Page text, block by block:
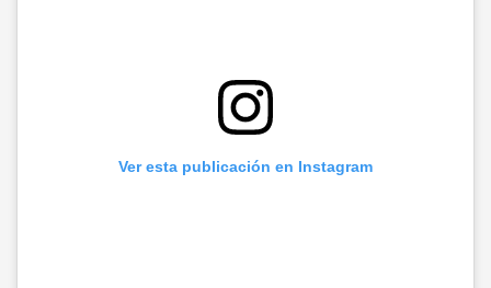
Ver esta publicación en Instagram